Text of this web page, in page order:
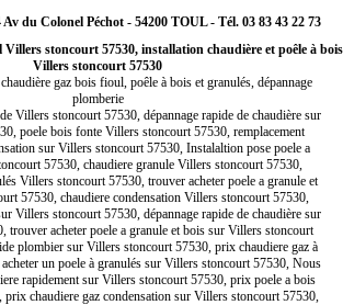
du Colonel Péchot - 54200 TOUL - Tél. 03 83 43 22 73
stoncourt 57530, installation chaudière et poêle à bois
Villers stoncourt 57530
gaz bois fioul, poêle à bois et granulés, dépannage
plomberie
Villers stoncourt 57530, dépannage rapide de chaudière sur
poele bois fonte Villers stoncourt 57530, remplacement
sur Villers stoncourt 57530, Instalaltion pose poele a
57530, chaudiere granule Villers stoncourt 57530,
Villers stoncourt 57530, trouver acheter poele a granule et
57530, chaudiere condensation Villers stoncourt 57530,
Villers stoncourt 57530, dépannage rapide de chaudière sur
trouver acheter poele a granule et bois sur Villers stoncourt
plombier sur Villers stoncourt 57530, prix chaudiere gaz à
un poele à granulés sur Villers stoncourt 57530, Nous
rapidement sur Villers stoncourt 57530, prix poele a bois
chaudiere gaz condensation sur Villers stoncourt 57530,